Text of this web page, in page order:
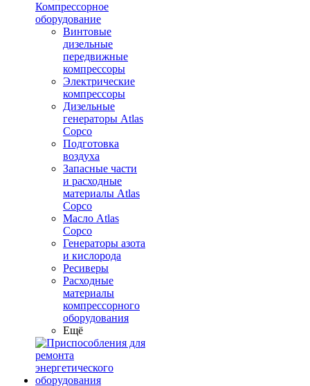
Компрессорное
оборудование
Винтовые
дизельные
передвижные
компрессоры
Электрические
компрессоры
Дизельные
генераторы Atlas
Copco
Подготовка
воздуха
Запасные части
и расходные
материалы Atlas
Copco
Масло Atlas
Copco
Генераторы азота
и кислорода
Ресиверы
Расходные
материалы
компрессорного
оборудования
Ещё